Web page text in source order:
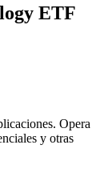
ETF
Opera
y otras